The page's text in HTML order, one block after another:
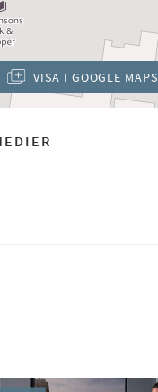
VISA I GOOGLE MAPS